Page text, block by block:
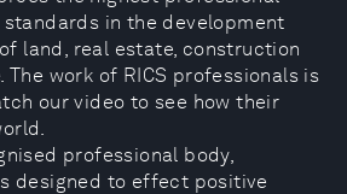
in the development
land, real estate, construction
work of RICS professionals is
our video to see how their
professional body,
designed to effect positive